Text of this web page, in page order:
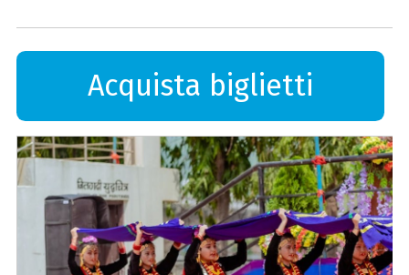
Acquista biglietti